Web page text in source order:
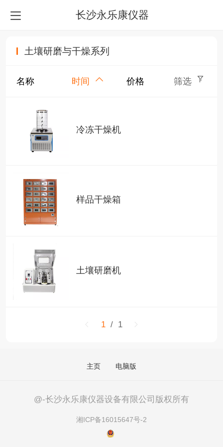
长沙永乐康仪器
土壤研磨与干燥系列
名称 时间 价格 筛选
冷冻干燥机
样品干燥箱
土壤研磨机
1 / 1
主页 电脑版
@-长沙永乐康仪器设备有限公司版权所有
湘ICP备16015647号-2